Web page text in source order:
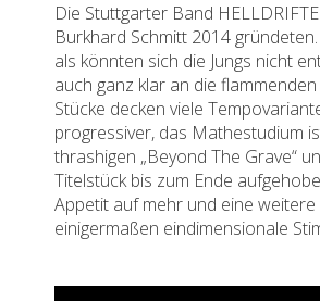
Die Stuttgarter Band
Burkhard Schmitt 2014
als könnten sich die Jungs nicht
auch ganz klar an die
Stücke decken viele
progressiver, das Mathestudium
thrashigen „Beyond The Grave“
Titelstück bis zum Ende
Appetit auf mehr und eine
einigermaßen eindimensionale